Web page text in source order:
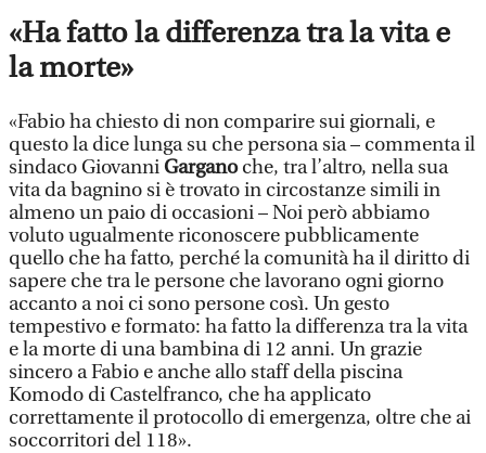
«Ha fatto la differenza tra la vita e
la morte»
«Fabio ha chiesto di non comparire sui giornali, e
questo la dice lunga su che persona sia – commenta il
sindaco GiovanniGarganoche, tra l’altro, nella sua
vita da bagnino si è trovato in circostanze simili in
almeno un paio di occasioni – Noi però abbiamo
voluto ugualmente riconoscere pubblicamente
quello che ha fatto, perché la comunità ha il diritto di
sapere che tra le persone che lavorano ogni giorno
accanto a noi ci sono persone così. Un gesto
tempestivo e formato: ha fatto la differenza tra la vita
e la morte di una bambina di 12 anni. Un grazie
sincero a Fabio e anche allo staff della piscina
Komodo di Castelfranco, che ha applicato
correttamente il protocollo di emergenza, oltre che ai
soccorritori del 118».